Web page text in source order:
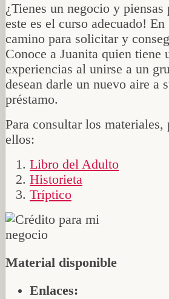
¿Tienes un negocio y
este es el curso adecuado!
camino para solicitar y
Conoce a Juanita quien tiene
experiencias al unirse a un
desean darle un nuevo aire a
préstamo.
Para consultar los materiales,
ellos:
Libro del Adulto
Historieta
Tríptico
Material disponible
Enlaces: